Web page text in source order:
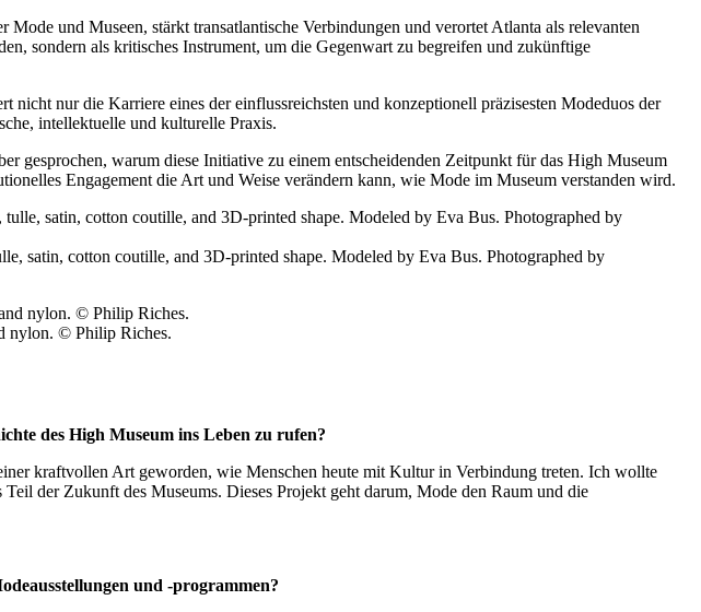
und Museen, stärkt transatlantische Verbindungen und verortet Atlanta als relevanten
sondern als kritisches Instrument, um die Gegenwart zu begreifen und zukünftige
nur die Karriere eines der einflussreichsten und konzeptionell präzisesten Modeduos der
intellektuelle und kulturelle Praxis.
gesprochen, warum diese Initiative zu einem entscheidenden Zeitpunkt für das High Museum
Engagement die Art und Weise verändern kann, wie Mode im Museum verstanden wird.
satin, cotton coutille, and 3D-printed shape. Modeled by Eva Bus. Photographed by
nylon. © Philip Riches.
des High Museum ins Leben zu rufen?
kraftvollen Art geworden, wie Menschen heute mit Kultur in Verbindung treten. Ich wollte
der Zukunft des Museums. Dieses Projekt geht darum, Mode den Raum und die
und -programmen?